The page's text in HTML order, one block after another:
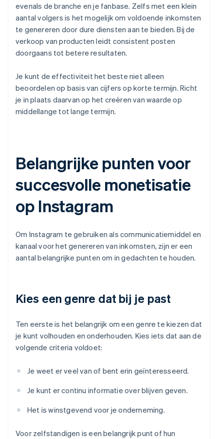
evenals de branche en je fanbase. Zelfs met een klein
aantal volgers is het mogelijk om voldoende inkomsten
te genereren door dure diensten aan te bieden. Bij de
verkoop van producten leidt consistent posten
doorgaans tot betere resultaten.
Je kunt de effectiviteit het beste niet alleen
beoordelen op basis van cijfers op korte termijn. Richt
je in plaats daarvan op het creëren van waarde op
middellange tot lange termijn.
Belangrijke punten voor
succesvolle monetisatie
op Instagram
Om Instagram te gebruiken als communicatiemiddel en
kanaal voor het genereren van inkomsten, zijn er een
aantal belangrijke punten om in gedachten te houden.
Kies een genre dat bij je past
Ten eerste is het belangrijk om een genre te kiezen dat
je kunt volhouden en onderhouden. Kies iets dat aan de
volgende criteria voldoet:
Je weet er veel van of bent erin geïnteresseerd.
Je kunt er continu informatie over blijven geven.
Het is winstgevend voor je onderneming.
Voor zelfstandigen is een belangrijk punt of hun